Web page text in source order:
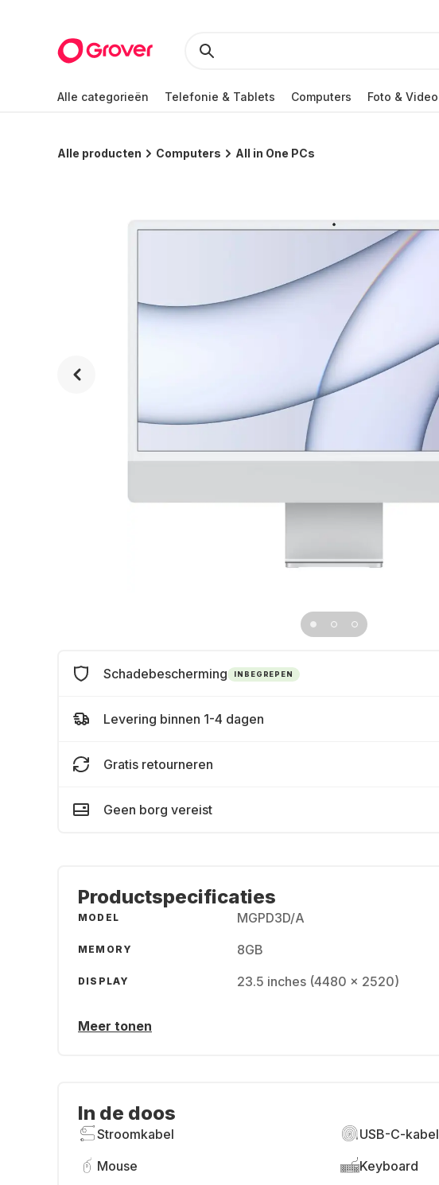
Alle categorieën Telefonie & Tablets Computers Foto & Video
Alle producten Computers All in One PCs
Schadebescherming INBEGREPEN
Levering binnen 1-4 dagen
Gratis retourneren
Geen borg vereist
Productspecificaties
MODEL MGPD3D/A
MEMORY 8GB
DISPLAY 23.5 inches (4480 x 2520)
Meer tonen
In de doos
Stroomkabel
USB-C-kabel
Mouse
Keyboard